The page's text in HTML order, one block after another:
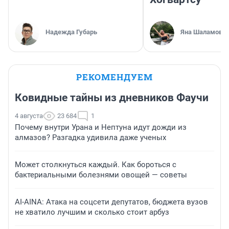
Надежда Губарь Яна Шаламова
РЕКОМЕНДУЕМ
Ковидные тайны из дневников Фаучи
4 августа 23 684 1
Почему внутри Урана и Нептуна идут дожди из
алмазов? Разгадка удивила даже ученых
Может столкнуться каждый. Как бороться с
бактериальными болезнями овощей — советы
AI-AINA: Атака на соцсети депутатов, бюджета вузов
не хватило лучшим и сколько стоит арбуз